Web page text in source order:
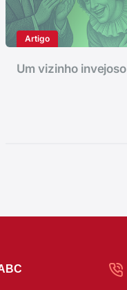
Artigo
Um vizinho invejoso